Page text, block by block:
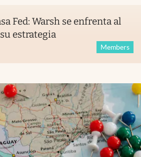
Fed: Warsh se enfrenta al
estrategia
Members